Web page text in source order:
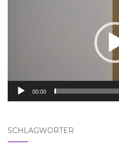
00:00
SCHLAGWÖRTER